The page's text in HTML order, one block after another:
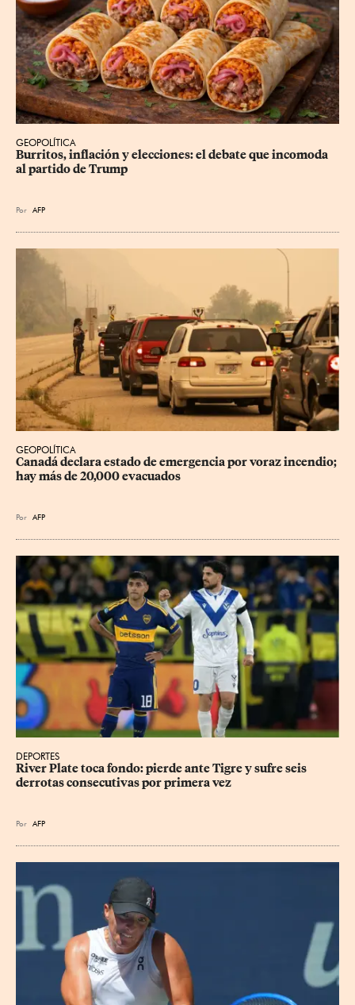
GEOPOLÍTICA
Burritos, inflación y elecciones: el debate que incomoda
al partido de Trump
Por AFP
GEOPOLÍTICA
Canadá declara estado de emergencia por voraz incendio;
hay más de 20,000 evacuados
Por AFP
DEPORTES
River Plate toca fondo: pierde ante Tigre y sufre seis
derrotas consecutivas por primera vez
Por AFP